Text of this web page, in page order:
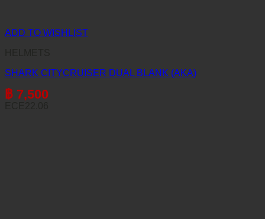
ADD TO WISHLIST
SHARK CITYCRUISER DUAL BLANK (AKA)
฿ 7,500